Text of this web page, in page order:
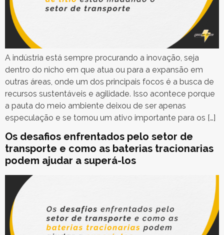
A indústria está sempre procurando a inovação, seja
dentro do nicho em que atua ou para a expansão em
outras áreas, onde um dos principais focos é a busca de
recursos sustentáveis e agilidade. Isso acontece porque
a pauta do meio ambiente deixou de ser apenas
especulação e se tornou um ativo importante para os […]
Os desafios enfrentados pelo setor de
transporte e como as baterias tracionarias
podem ajudar a superá-los